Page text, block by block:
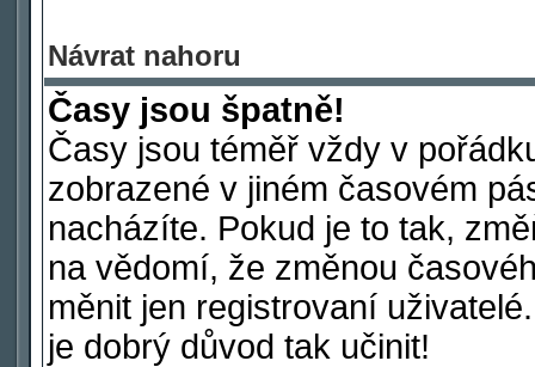
Návrat nahoru
Časy jsou špatně!
Časy jsou téměř vždy v
zobrazené v jiném časovém
nacházíte. Pokud je to tak,
na vědomí, že změnou
měnit jen registrovaní
je dobrý důvod tak učinit!